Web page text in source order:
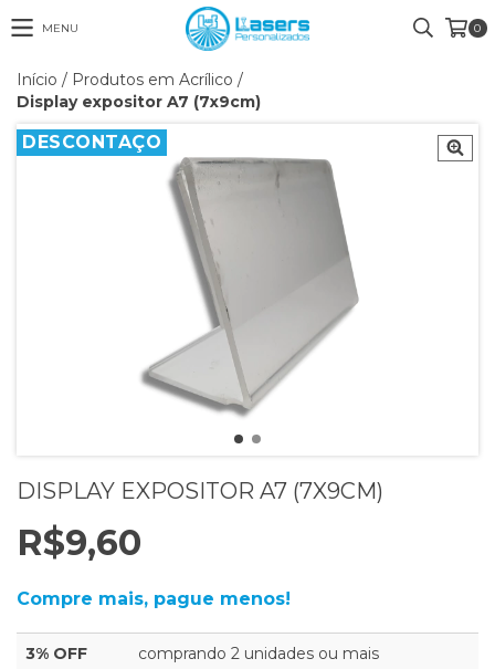
MENU 0
Início / Produtos em Acrílico /
Display expositor A7 (7x9cm)
DESCONTAÇO
DISPLAY EXPOSITOR A7 (7X9CM)
R$9,60
Compre mais, pague menos!
3% OFF comprando 2 unidades ou mais